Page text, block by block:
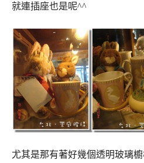
就連插座也是呢^^
尤其是那有著好幾個透明玻璃